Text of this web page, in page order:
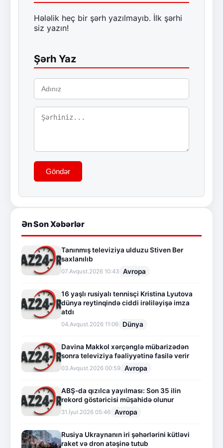
Hələlik heç bir şərh yazılmayıb. İlk şərhi
siz yazın!
Şərh Yaz
Göndər
Ən Son Xəbərlər
Tanınmış televiziya ulduzu Stiven Ber
saxlanılıb
07.Avqust.2026 10:43 Avropa
16 yaşlı rusiyalı tennisçi Kristina Lyutova
dünya reytinqində ciddi irəliləyişə imza
atdı
04.Avqust.2026 11:06 Dünya
Davina Makkol xərçənglə mübarizədən
sonra televiziya fəaliyyətinə fasilə verir
03.Avqust.2026 00:59 Avropa
ABŞ-da qızılca yayılması: Son 35 ilin
rekord göstəricisi müşahidə olunur
31.İyul.2026 05:46 Avropa
Rusiya Ukraynanın iri şəhərlərini kütləvi
raket və dron atəşinə tutub